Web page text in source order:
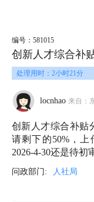
编号：581015
创新人才综合补
处理用时：2小时21分
locnhao 来自：
创新人才综合补贴
请剩下的50%，
2026-4-30还是待初
问政部门: 人社局